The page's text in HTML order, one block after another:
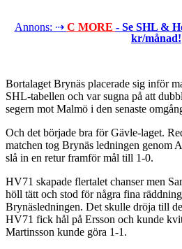
Annons: ⇢ C MORE - Se SHL &
kr/månad!
Bortalaget Brynäs placerade sig inför
SHL-tabellen och var sugna på att
segern mot Malmö i den senaste
Och det började bra för Gävle-laget.
matchen tog Brynäs ledningen genom
slå in en retur framför mål till 1-0.
HV71 skapade flertalet chanser men
höll tätt och stod för några fina
Brynäsledningen. Det skulle dröja till
HV71 fick hål på Ersson och kunde
Martinsson kunde göra 1-1.